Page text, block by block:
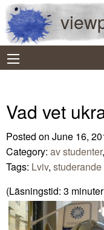
Vad vet
Posted on June 16,
Category: av studenter,
Tags: Lviv,
(Läsningstid: 3